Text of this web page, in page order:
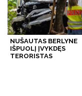
NUŠAUTAS BERLYNE
IŠPUOLĮ ĮVYKDĘS
TERORISTAS